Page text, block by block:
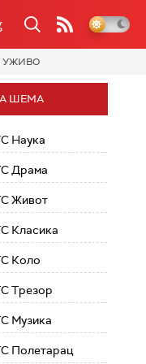
УЖИВО
ШЕМА
Наука
Драма
Живот
Класика
Коло
Трезор
Музика
Полетарац